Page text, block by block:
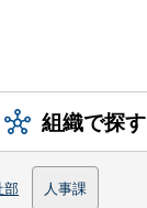
組織で探す
部 人事課